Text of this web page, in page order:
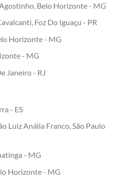
Belo Horizonte - MG
Foz Do Iguaçu - PR
Horizonte - MG
- MG
Janeiro - RJ
- ES
Luiz Anália Franco, São Paulo
- MG
Horizonte - MG